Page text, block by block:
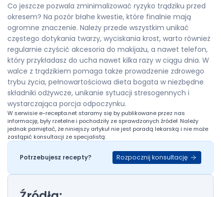
Co jeszcze pozwala zminimalizować ryzyko trądziku przed
okresem? Na pozór błahe kwestie, które finalnie mają
ogromne znaczenie. Należy przede wszystkim unikać
częstego dotykania twarzy, wyciskania krost, warto również
regularnie czyścić akcesoria do makijażu, a nawet telefon,
który przykładasz do ucha nawet kilka razy w ciągu dnia. W
walce z trądzikiem pomaga także prowadzenie zdrowego
trybu życia, pełnowartościowa dieta bogata w niezbędne
składniki odżywcze, unikanie sytuacji stresogennych i
wystarczająca porcja odpoczynku.
W serwisie e-recepta.net staramy się by publikowane przez nas
informację, były rzetelne i pochodziły ze sprawdzonych źródeł. Należy
jednak pamiętać, że niniejszy artykuł nie jest poradą lekarską i nie może
zastąpić konsultacji ze specjalistą.
Potrzebujesz recepty? Rozpocznij konsultację